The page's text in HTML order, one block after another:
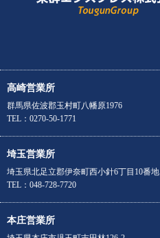
高崎営業所
群馬県佐波郡玉村町八幡原1976
TEL：0270-50-1771
埼玉営業所
埼玉県北足立郡伊奈町西小針6丁目10番地
TEL：048-728-7720
本庄営業所